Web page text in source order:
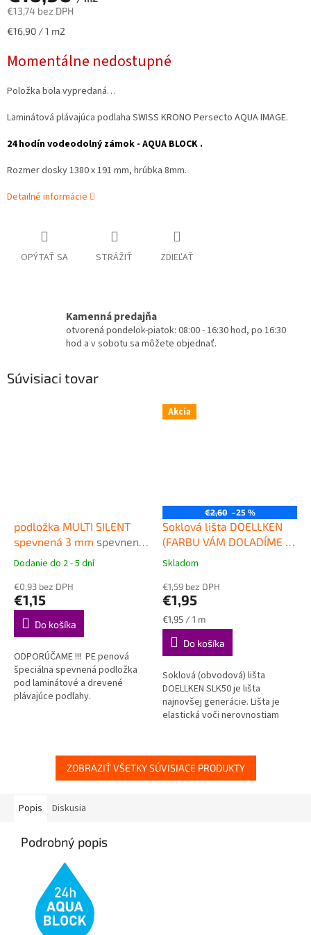
€13,74 bez DPH
Jednotková
€16,90 / 1 m2
Momentálne nedostupné
Položka bola vypredaná…
Laminátová plávajúca podlaha SWISS KRONO Persecto AQUA IMAGE.
24 hodín vodeodolný zámok - AQUA BLOCK .
Rozmer dosky 1380 x 191 mm, hrúbka 8mm.
Detailné informácie
OPÝTAŤ SA STRÁŽIŤ ZDIEĽAŤ
Kamenná predajňa
otvorená pondelok-piatok: 08:00 - 16:30 hod, po 16:30
hod a v sobotu sa môžete objednať.
Súvisiaci tovar
podložka MULTI SILENT
spevnená 3 mm spevnená
podložka pod plávajúce
Priemerné
produktu
je
4,7
hviezdičiek.
Dodanie do 2 - 5 dní
€0,93 bez DPH
€1,15
Do košíka
ODPORÚČAME !!! PE penová
špeciálna spevnená podložka
pod laminátové a drevené
plávajúce podlahy.
Akcia
€2,60 –25 %
Soklová lišta DOELLKEN
(FARBU VÁM DOLADÍME K
PODLAHE), plast, 2,5 m,
plastová obvodová lišta
DOELLKEN SLK50
Priemerné
produktu
je
4,5
z
hviezdičiek.
Skladom
€1,59 bez DPH
€1,95
Jednotková
cena:
€1,95 / 1 m
Do košíka
Soklová (obvodová) lišta
DOELLKEN SLK50 je lišta
najnovšej generácie. Lišta je
elastická voči nerovnostiam
ZOBRAZIŤ VŠETKY SÚVISIACE PRODUKTY
Popis Diskusia
Podrobný popis